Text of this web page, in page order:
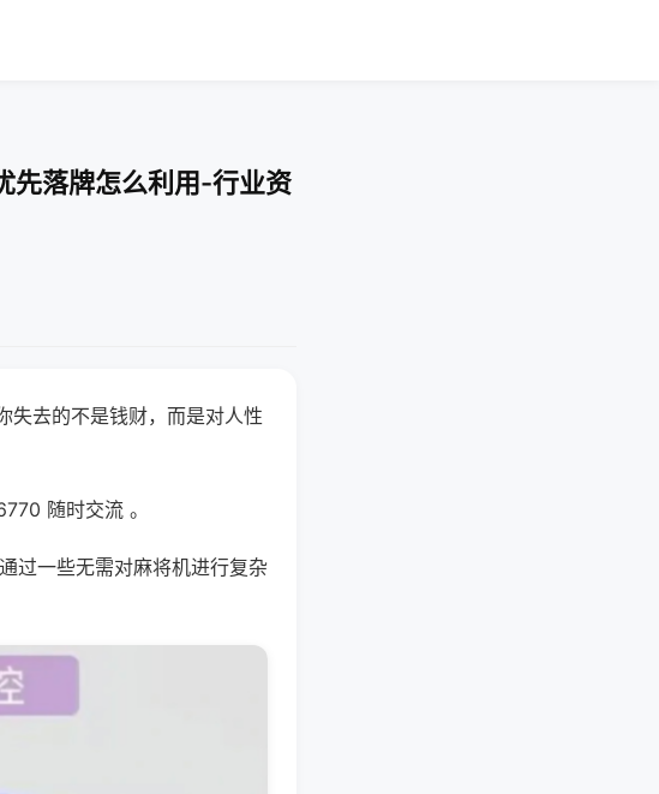
先落牌怎么利用-行业资
失去的不是钱财，而是对人性
随时交流 。
过一些无需对麻将机进行复杂